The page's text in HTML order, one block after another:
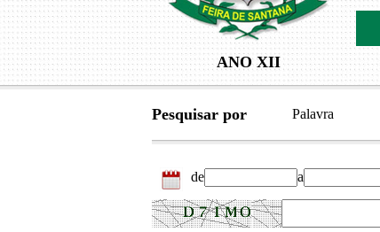
ANO XII
Pesquisar por Palavra
de a